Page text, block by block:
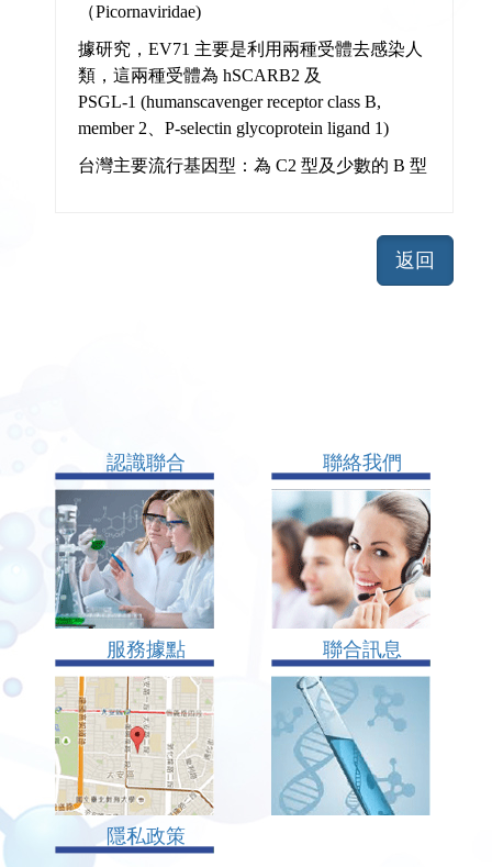
（Picornaviridae)
據研究，EV71 主要是利用兩種受體去感染人
類，這兩種受體為 hSCARB2 及
PSGL-1 (humanscavenger receptor class B,
member 2、P-selectin glycoprotein ligand 1)
台灣主要流行基因型：為 C2 型及少數的 B 型
認識聯合 聯絡我們
服務據點 聯合訊息
隱私政策